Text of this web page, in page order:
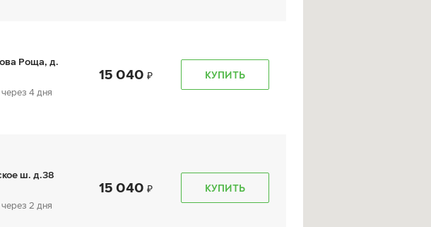
Роща, д.
4 дня
15 040 КУПИТЬ
ш. д.38
2 дня
15 040 КУПИТЬ